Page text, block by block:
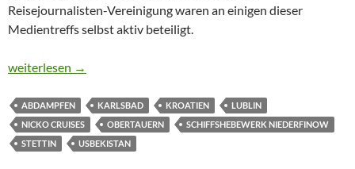
Reisejournalisten-Vereinigung waren an einigen dieser
Medientreffs selbst aktiv beteiligt.
CTOUR – NEWS
weiterlesen →
ABDAMPFEN KARLSBAD KROATIEN
LUBLIN
NICKO CRUISES
OBERTAUERN
SCHIFFSHEBEWERK NIEDERFINOW
STETTIN
USBEKISTAN